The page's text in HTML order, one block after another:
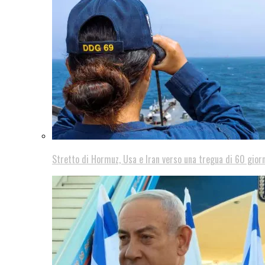
Stretto di Hormuz, Usa e Iran verso una tregua di 60